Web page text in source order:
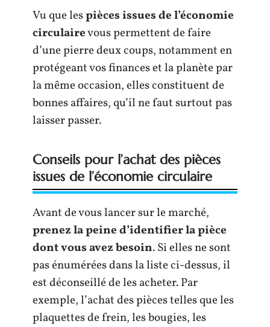
Vu que lespièces issues de l’économie
circulairevous permettent de faire
d’une pierre deux coups, notamment en
protégeant vos finances et la planète par
la même occasion, elles constituent de
bonnes affaires, qu’il ne faut surtout pas
laisser passer.
Conseils pour l’achat des pièces
issues de l’économie circulaire
Avant de vous lancer sur le marché,
prenez la peine d’identifier la pièce
dont vous avez besoin. Si elles ne sont
pas énumérées dans la liste ci-dessus, il
est déconseillé de les acheter. Par
exemple, l’achat des pièces telles que les
plaquettes de frein, les bougies, les